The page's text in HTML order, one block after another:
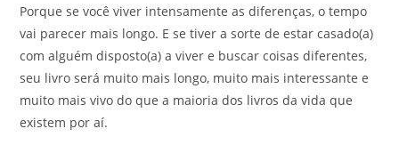
Porque se você viver intensamente as diferenças, o tempo
vai parecer mais longo. E se tiver a sorte de estar casado(a)
com alguém disposto(a) a viver e buscar coisas diferentes,
seu livro será muito mais longo, muito mais interessante e
muito mais vivo do que a maioria dos livros da vida que
existem por aí.